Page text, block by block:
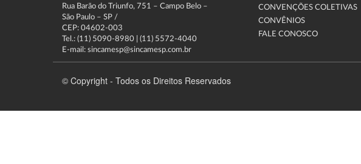
Rua Barão do Triunfo, 751 – Campo Belo –
São Paulo – SP /
CEP: 04602-003
Tel.: (11) 5090-8980 | (11) 5572-4040
E-mail: sincamesp@sincamesp.com.br
CONVENÇÕES COLETIVAS
CONVÊNIOS
FALE CONOSCO
© Copyright - Todos os Direitos Reservados